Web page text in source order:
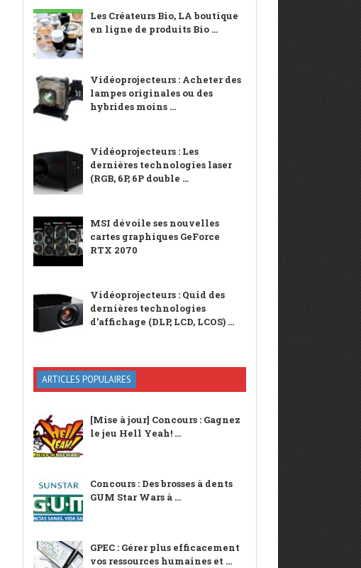
Les Créateurs Bio, LA boutique
en ligne de produits Bio ...
Vidéoprojecteurs : Acheter des
lampes originales ou des
hybrides moins ...
Vidéoprojecteurs : Les
dernières technologies laser
(RGB, 6P, 6P double ...
MSI dévoile ses nouvelles
cartes graphiques GeForce
RTX 2070
Vidéoprojecteurs : Quid des
dernières technologies
d’affichage (DLP, LCD, LCOS) ...
ARTICLES POPULAIRES
[Mise à jour] Concours : Gagnez
le jeu Hell Yeah! ...
Concours : Des brosses à dents
GUM Star Wars à ...
GPEC : Gérer plus efficacement
vos ressources humaines et ...